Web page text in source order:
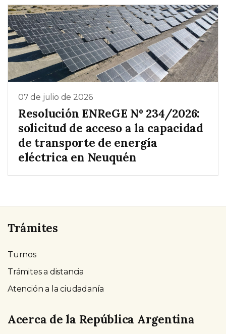
07 de julio de 2026
Resolución ENReGE Nº 234/2026:
solicitud de acceso a la capacidad
de transporte de energía
eléctrica en Neuquén
Trámites
Turnos
Trámites a distancia
Atención a la ciudadanía
Acerca de la República Argentina